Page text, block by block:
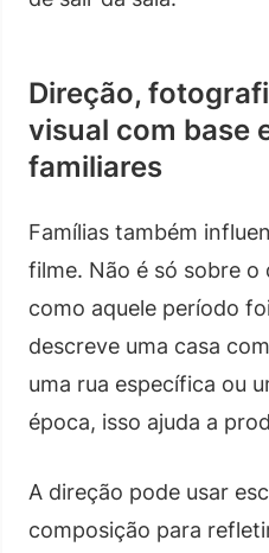
Direção,
visual com base
familiares
Famílias também
filme. Não é só sobre o
como aquele período
descreve uma casa
uma rua específica ou
época, isso ajuda a
A direção pode usar
composição para